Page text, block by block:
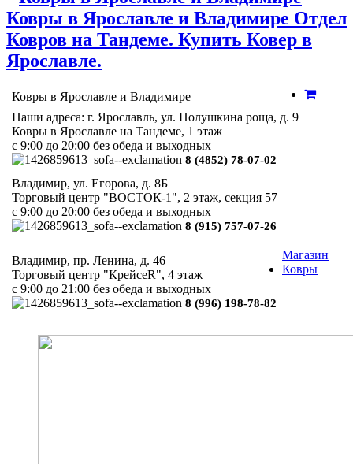
Ковры в Ярославле и Владимире Отдел
Ковров на Тандеме. Купить Ковер в
Ярославле.
Ковры в Ярославле и Владимире
Наши адреса: г. Ярославль, ул. Полушкина роща, д. 9
Ковры в Ярославле на Тандеме, 1 этаж
с 9:00 до 20:00 без обеда и выходных
8 (4852) 78-07-02
Владимир, ул. Егорова, д. 8Б
Торговый центр "ВОСТОК-1", 2 этаж, секция 57
с 9:00 до 20:00 без обеда и выходных
8 (915) 757-07-26
Владимир, пр. Ленина, д. 46
Торговый центр "КрейсеR", 4 этаж
с 9:00 до 21:00 без обеда и выходных
8 (996) 198-78-82
Магазин
Ковры